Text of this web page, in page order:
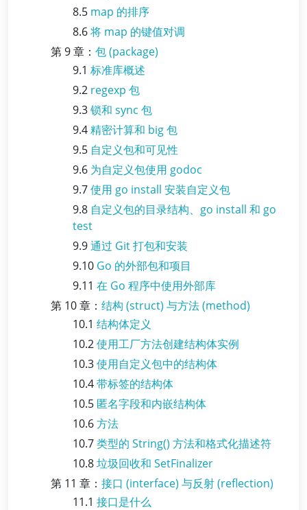
8.5 map 的排序
8.6将 map 的键值对调
第 9 章： 包 (package)
9.1 标准库概述
9.2 regexp 包
9.3锁和 sync 包
9.4精密计算和 big 包
9.5 自定义包和可见性
9.6 为自定义包使用 godoc
9.7使用 go install 安装自定义包
9.8 自定义包的目录结构、go install 和 go
test
9.9通过 Git 打包和安装
9.10 Go 的外部包和项目
9.11 在 Go 程序中使用外部库
第 10 章： 结构 (struct) 与方法 (method)
10.1 结构体定义
10.2使用工厂方法创建结构体实例
10.3使用自定义包中的结构体
10.4带标签的结构体
10.5 匿名字段和内嵌结构体
10.6方法
10.7类型的 String() 方法和格式化描述符
10.8垃圾回收和 SetFinalizer
第 11 章： 接口 (interface) 与反射 (reflection)
11.1 接口是什么